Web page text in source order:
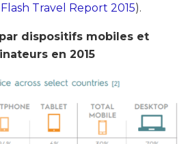
Travel Report 2015).
dispositifs mobiles et
en 2015